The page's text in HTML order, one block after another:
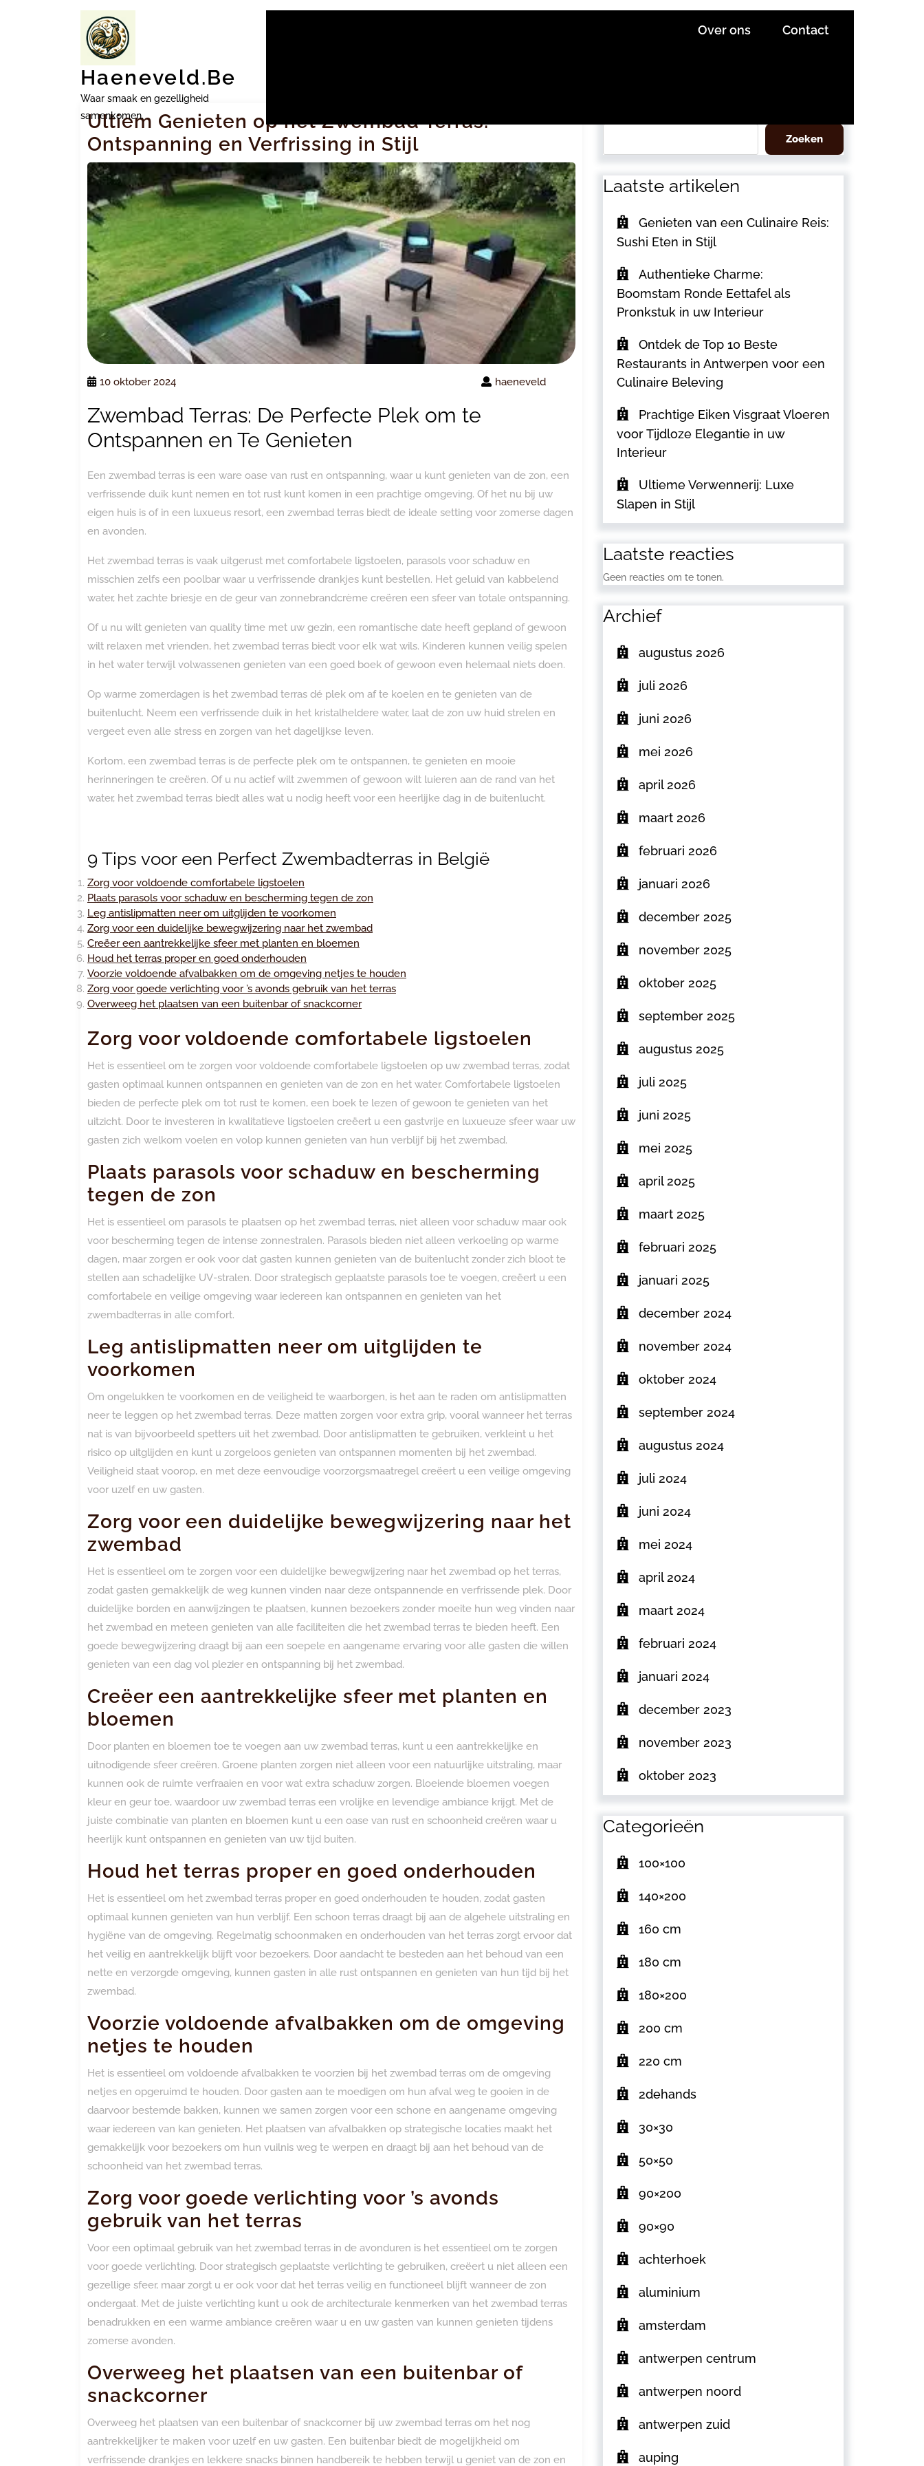
Haeneveld.be
Waar smaak en gezelligheid
samenkomen.
Over ons Contact
Ultiem Genieten op het Zwembad Terras:
Ontspanning en Verfrissing in Stijl
10 oktober 2024 haeneveld
Zwembad Terras: De Perfecte Plek om te
Ontspannen en Te Genieten
Een zwembad terras is een ware oase van rust en ontspanning, waar u kunt genieten van de zon, een
verfrissende duik kunt nemen en tot rust kunt komen in een prachtige omgeving. Of het nu bij uw
eigen huis is of in een luxueus resort, een zwembad terras biedt de ideale setting voor zomerse dagen
en avonden.
Het zwembad terras is vaak uitgerust met comfortabele ligstoelen, parasols voor schaduw en
misschien zelfs een poolbar waar u verfrissende drankjes kunt bestellen. Het geluid van kabbelend
water, het zachte briesje en de geur van zonnebrandcrème creëren een sfeer van totale ontspanning.
Of u nu wilt genieten van quality time met uw gezin, een romantische date heeft gepland of gewoon
wilt relaxen met vrienden, het zwembad terras biedt voor elk wat wils. Kinderen kunnen veilig spelen
in het water terwijl volwassenen genieten van een goed boek of gewoon even helemaal niets doen.
Op warme zomerdagen is het zwembad terras dé plek om af te koelen en te genieten van de
buitenlucht. Neem een verfrissende duik in het kristalheldere water, laat de zon uw huid strelen en
vergeet even alle stress en zorgen van het dagelijkse leven.
Kortom, een zwembad terras is de perfecte plek om te ontspannen, te genieten en mooie
herinneringen te creëren. Of u nu actief wilt zwemmen of gewoon wilt luieren aan de rand van het
water, het zwembad terras biedt alles wat u nodig heeft voor een heerlijke dag in de buitenlucht.
9 Tips voor een Perfect Zwembadterras in België
Zorg voor voldoende comfortabele ligstoelen
Plaats parasols voor schaduw en bescherming tegen de zon
Leg antislipmatten neer om uitglijden te voorkomen
Zorg voor een duidelijke bewegwijzering naar het zwembad
Creëer een aantrekkelijke sfeer met planten en bloemen
Houd het terras proper en goed onderhouden
Voorzie voldoende afvalbakken om de omgeving netjes te houden
Zorg voor goede verlichting voor ’s avonds gebruik van het terras
Overweeg het plaatsen van een buitenbar of snackcorner
Zorg voor voldoende comfortabele ligstoelen
Het is essentieel om te zorgen voor voldoende comfortabele ligstoelen op uw zwembad terras, zodat
gasten optimaal kunnen ontspannen en genieten van de zon en het water. Comfortabele ligstoelen
bieden de perfecte plek om tot rust te komen, een boek te lezen of gewoon te genieten van het
uitzicht. Door te investeren in kwalitatieve ligstoelen creëert u een gastvrije en luxueuze sfeer waar uw
gasten zich welkom voelen en volop kunnen genieten van hun verblijf bij het zwembad.
Plaats parasols voor schaduw en bescherming
tegen de zon
Het is essentieel om parasols te plaatsen op het zwembad terras, niet alleen voor schaduw maar ook
voor bescherming tegen de intense zonnestralen. Parasols bieden niet alleen verkoeling op warme
dagen, maar zorgen er ook voor dat gasten kunnen genieten van de buitenlucht zonder zich bloot te
stellen aan schadelijke UV-stralen. Door strategisch geplaatste parasols toe te voegen, creëert u een
comfortabele en veilige omgeving waar iedereen kan ontspannen en genieten van het
zwembadterras in alle comfort.
Leg antislipmatten neer om uitglijden te
voorkomen
Om ongelukken te voorkomen en de veiligheid te waarborgen, is het aan te raden om antislipmatten
neer te leggen op het zwembad terras. Deze matten zorgen voor extra grip, vooral wanneer het terras
nat is van bijvoorbeeld spetters uit het zwembad. Door antislipmatten te gebruiken, verkleint u het
risico op uitglijden en kunt u zorgeloos genieten van ontspannen momenten bij het zwembad.
Veiligheid staat voorop, en met deze eenvoudige voorzorgsmaatregel creëert u een veilige omgeving
voor uzelf en uw gasten.
Zorg voor een duidelijke bewegwijzering naar het
zwembad
Het is essentieel om te zorgen voor een duidelijke bewegwijzering naar het zwembad op het terras,
zodat gasten gemakkelijk de weg kunnen vinden naar deze ontspannende en verfrissende plek. Door
duidelijke borden en aanwijzingen te plaatsen, kunnen bezoekers zonder moeite hun weg vinden naar
het zwembad en meteen genieten van alle faciliteiten die het zwembad terras te bieden heeft. Een
goede bewegwijzering draagt bij aan een soepele en aangename ervaring voor alle gasten die willen
genieten van een dag vol plezier en ontspanning bij het zwembad.
Creëer een aantrekkelijke sfeer met planten en
bloemen
Door planten en bloemen toe te voegen aan uw zwembad terras, kunt u een aantrekkelijke en
uitnodigende sfeer creëren. Groene planten zorgen niet alleen voor een natuurlijke uitstraling, maar
kunnen ook de ruimte verfraaien en voor wat extra schaduw zorgen. Bloeiende bloemen voegen
kleur en geur toe, waardoor uw zwembad terras een vrolijke en levendige ambiance krijgt. Met de
juiste combinatie van planten en bloemen kunt u een oase van rust en schoonheid creëren waar u
heerlijk kunt ontspannen en genieten van uw tijd buiten.
Houd het terras proper en goed onderhouden
Het is essentieel om het zwembad terras proper en goed onderhouden te houden, zodat gasten
optimaal kunnen genieten van hun verblijf. Een schoon terras draagt bij aan de algehele uitstraling en
hygiëne van de omgeving. Regelmatig schoonmaken en onderhouden van het terras zorgt ervoor dat
het veilig en aantrekkelijk blijft voor bezoekers. Door aandacht te besteden aan het behoud van een
nette en verzorgde omgeving, kunnen gasten in alle rust ontspannen en genieten van hun tijd bij het
zwembad.
Voorzie voldoende afvalbakken om de omgeving
netjes te houden
Het is essentieel om voldoende afvalbakken te voorzien bij het zwembad terras om de omgeving
netjes en opgeruimd te houden. Door gasten aan te moedigen om hun afval weg te gooien in de
daarvoor bestemde bakken, kunnen we samen zorgen voor een schone en aangename omgeving
waar iedereen van kan genieten. Het plaatsen van afvalbakken op strategische locaties maakt het
gemakkelijk voor bezoekers om hun vuilnis weg te werpen en draagt bij aan het behoud van de
schoonheid van het zwembad terras.
Zorg voor goede verlichting voor ’s avonds
gebruik van het terras
Voor een optimaal gebruik van het zwembad terras in de avonduren is het essentieel om te zorgen
voor goede verlichting. Door strategisch geplaatste verlichting te gebruiken, creëert u niet alleen een
gezellige sfeer, maar zorgt u er ook voor dat het terras veilig en functioneel blijft wanneer de zon
ondergaat. Met de juiste verlichting kunt u ook de architecturale kenmerken van het zwembad terras
benadrukken en een warme ambiance creëren waar u en uw gasten van kunnen genieten tijdens
zomerse avonden.
Overweeg het plaatsen van een buitenbar of
snackcorner
Overweeg het plaatsen van een buitenbar of snackcorner bij uw zwembad terras om het nog
aantrekkelijker te maken voor uzelf en uw gasten. Een buitenbar biedt de mogelijkheid om
verfrissende drankjes en lekkere snacks binnen handbereik te hebben terwijl u geniet van de zon en
Zoeken
Laatste artikelen
Genieten van een Culinaire Reis:
Sushi Eten in Stijl
Authentieke Charme:
Boomstam Ronde Eettafel als
Pronkstuk in uw Interieur
Ontdek de Top 10 Beste
Restaurants in Antwerpen voor een
Culinaire Beleving
Prachtige Eiken Visgraat Vloeren
voor Tijdloze Elegantie in uw
Interieur
Ultieme Verwennerij: Luxe
Slapen in Stijl
Laatste reacties
Geen reacties om te tonen.
Archief
augustus 2026
juli 2026
juni 2026
mei 2026
april 2026
maart 2026
februari 2026
januari 2026
december 2025
november 2025
oktober 2025
september 2025
augustus 2025
juli 2025
juni 2025
mei 2025
april 2025
maart 2025
februari 2025
januari 2025
december 2024
november 2024
oktober 2024
september 2024
augustus 2024
juli 2024
juni 2024
mei 2024
april 2024
maart 2024
februari 2024
januari 2024
december 2023
november 2023
oktober 2023
Categorieën
100×100
140×200
160 cm
180 cm
180×200
200 cm
220 cm
2dehands
30×30
50×50
90×200
90×90
achterhoek
aluminium
amsterdam
antwerpen centrum
antwerpen noord
antwerpen zuid
auping